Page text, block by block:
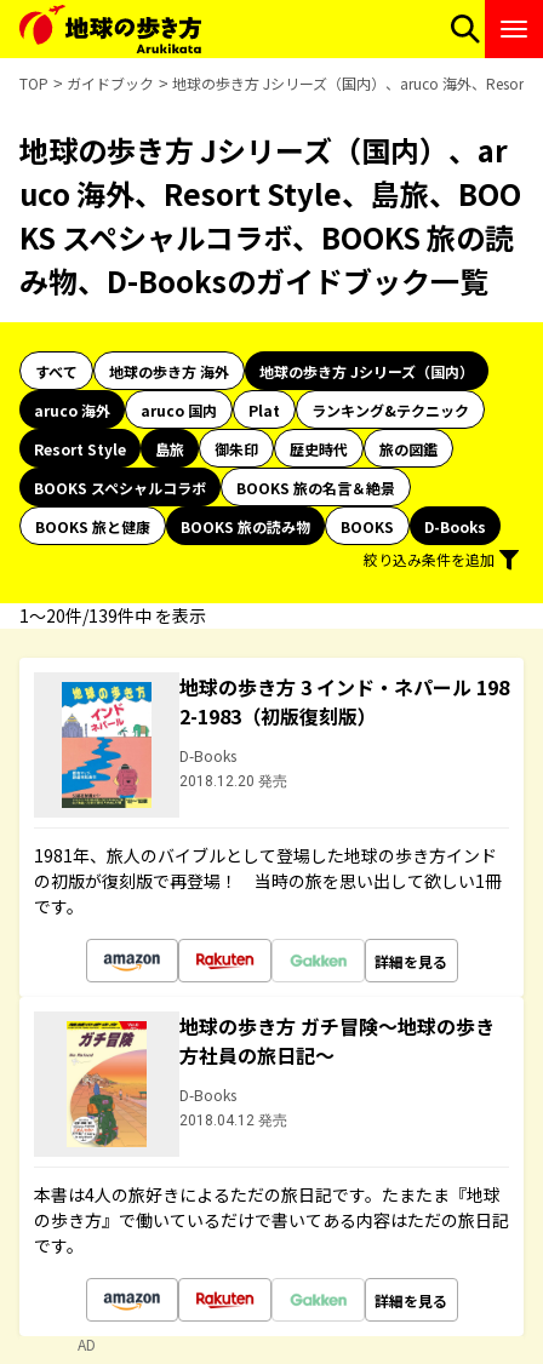
TOP ガイドブック 地球の歩き方 Jシリーズ（国内）、aruco 海外、Resort
地球の歩き方 Jシリーズ（国内）、ar
uco 海外、Resort Style、島旅、BOO
KS スペシャルコラボ、BOOKS 旅の読
み物、D-Booksのガイドブック一覧
すべて 地球の歩き方 海外
地球の歩き方 Jシリーズ（国内）
aruco 海外
aruco 国内 Plat
ランキング&テクニック
Resort Style
島旅 御朱印 歴史時代
旅の図鑑
BOOKS スペシャルコラボ
BOOKS 旅の名言＆絶景
BOOKS 旅と健康
BOOKS 旅の読み物 BOOKS
D-Books
絞り込み条件を追加
1〜20件/139件中 を表示
地球の歩き方 3 インド・ネパール 198
2-1983（初版復刻版）
D-Books
2018.12.20 発売
1981年、旅人のバイブルとして登場した地球の歩き方インド
の初版が復刻版で再登場！ 当時の旅を思い出して欲しい1冊
です。
詳細を見る
地球の歩き方 ガチ冒険～地球の歩き
方社員の旅日記～
D-Books
2018.04.12 発売
本書は4人の旅好きによるただの旅日記です。たまたま『地球
の歩き方』で働いているだけで書いてある内容はただの旅日記
です。
詳細を見る
AD